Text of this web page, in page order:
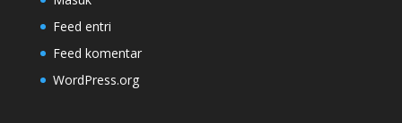
Feed entri
Feed komentar
WordPress.org